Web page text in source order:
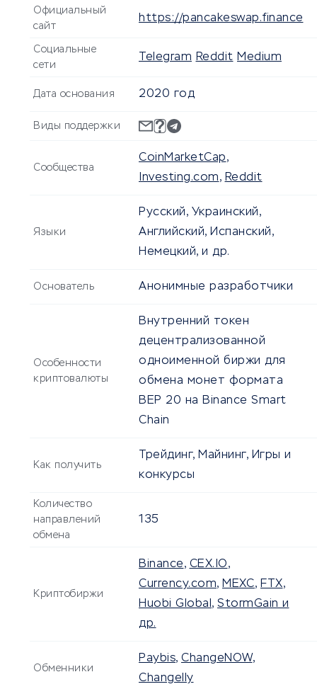
Официальный
сайт
https://pancakeswap.finance
Социальные
сети
Telegram Reddit Medium
Дата основания 2020 год
Виды поддержки
Сообщества
CoinMarketCap,
Investing.com, Reddit
Языки
Русский, Украинский,
Английский, Испанский,
Немецкий, и др.
Основатель Анонимные разработчики
Особенности
криптовалюты
Внутренний токен
децентрализованной
одноименной биржи для
обмена монет формата
BEP 20 на Binance Smart
Chain
Как получить
Трейдинг, Майнинг, Игры и
конкурсы
Количество
направлений
обмена
135
Криптобиржи
Binance, CEX.IO,
Currency.com, MEXC, FTX,
Huobi Global, StormGain и
др.
Обменники
Paybis, ChangeNOW,
Changelly